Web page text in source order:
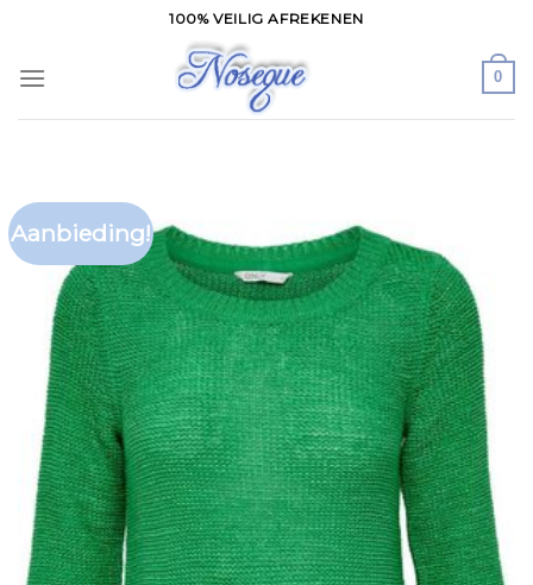
content
100% VEILIG AFREKENEN
0
Aanbieding!